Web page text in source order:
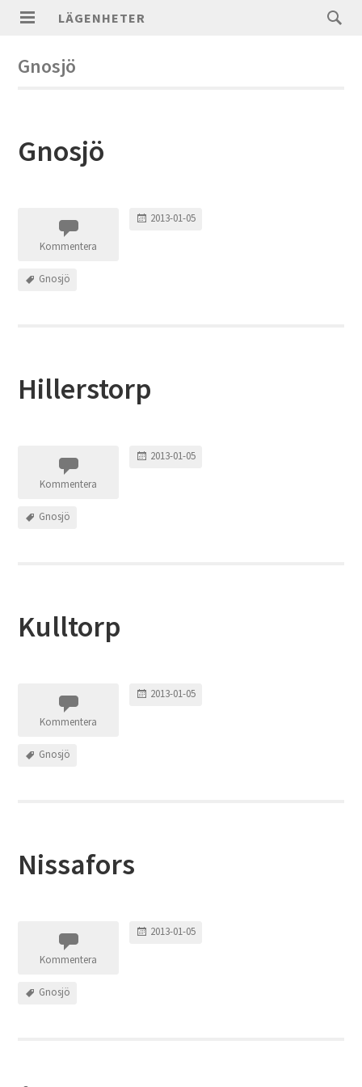
LÄGENHETER
Gnosjö
Gnosjö
Kommentera
2013-01-05
Gnosjö
Hillerstorp
Kommentera
2013-01-05
Gnosjö
Kulltorp
Kommentera
2013-01-05
Gnosjö
Nissafors
Kommentera
2013-01-05
Gnosjö